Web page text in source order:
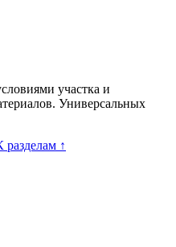
участка и
Универсальных
разделам ↑